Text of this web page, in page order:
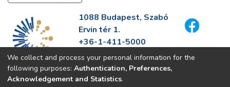
1088 Budapest, Szabó
Ervin tér 1.
+36-1-411-5000
info@fszek.hu
https://fszek.hu
We collect and process your personal information for the
following purposes: Authentication, Preferences,
Acknowledgement and Statistics.